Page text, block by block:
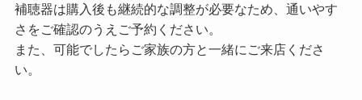
補聴器は購入後も継続的な調整が必要なため、通いやす
さをご確認のうえご予約ください。
また、可能でしたらご家族の方と一緒にご来店くださ
い。